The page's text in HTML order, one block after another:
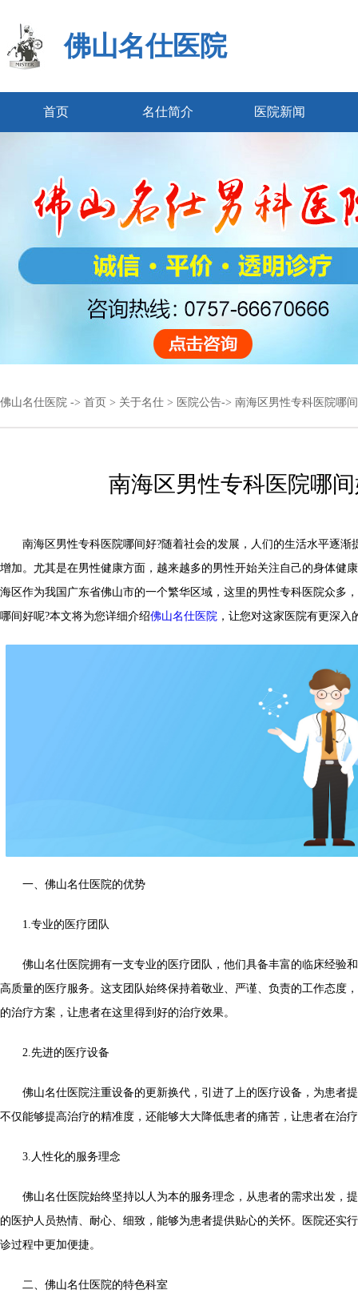
佛山名仕医院
首页 名仕简介 医院新闻
佛山名仕医院 -> 首页 > 关于名仕 > 医院公告-> 南海区男性专科医院哪
南海区男性专科医院哪间
南海区男性专科医院哪间好?随着社会的发展，人们的生活水平逐渐
增加。尤其是在男性健康方面，越来越多的男性开始关注自己的身体健
海区作为我国广东省佛山市的一个繁华区域，这里的男性专科医院众多
哪间好呢?本文将为您详细介绍佛山名仕医院 ，让您对这家医院有更深入
一、佛山名仕医院的优势
1.专业的医疗团队
佛山名仕医院拥有一支专业的医疗团队，他们具备丰富的临床经验
高质量的医疗服务。这支团队始终保持着敬业、严谨、负责的工作态度
的治疗方案，让患者在这里得到好的治疗效果。
2.先进的医疗设备
佛山名仕医院注重设备的更新换代，引进了上的医疗设备，为患者
不仅能够提高治疗的精准度，还能够大大降低患者的痛苦，让患者在治
3.人性化的服务理念
佛山名仕医院始终坚持以人为本的服务理念，从患者的需求出发，
的医护人员热情、耐心、细致，能够为患者提供贴心的关怀。医院还实
诊过程中更加便捷。
二、佛山名仕医院的特色科室